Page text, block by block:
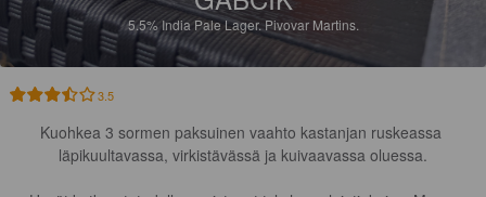
5.5% India Pale Lager. Pivovar Martins.
3.5
Kuohkea 3 sormen paksuinen vaahto kastanjan ruskeassa
läpikuultavassa, virkistävässä ja kuivaavassa oluessa.